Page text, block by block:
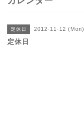
定休日 2012-11-12 (Mon)
定休日